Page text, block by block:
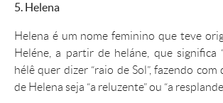
5. Helena
Helena é um nome feminino que teve
Heléne, a partir de heláne, que significa
hélê quer dizer “raio de Sol”, fazendo com
de Helena seja “a reluzente” ou “a